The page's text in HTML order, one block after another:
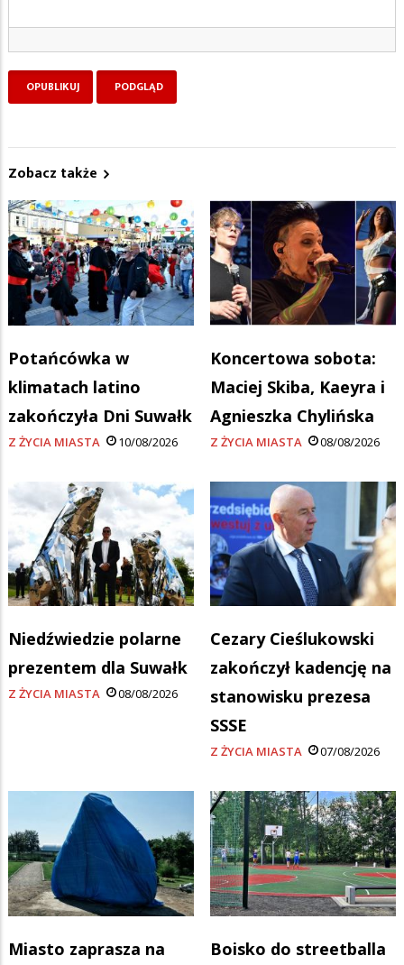
Zobacz także
Potańcówka w
klimatach latino
zakończyła Dni Suwałk
Z ŻYCIA MIASTA 10/08/2026
Koncertowa sobota:
Maciej Skiba, Kaeyra i
Agnieszka Chylińska
Z ŻYCIA MIASTA 08/08/2026
Niedźwiedzie polarne
prezentem dla Suwałk
Z ŻYCIA MIASTA 08/08/2026
Cezary Cieślukowski
zakończył kadencję na
stanowisku prezesa
SSSE
Z ŻYCIA MIASTA 07/08/2026
Miasto zaprasza na
Boisko do streetballa